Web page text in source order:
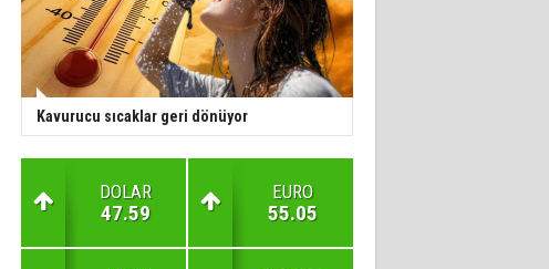
Kavurucu sıcaklar geri dönüyor
DOLAR
47.59
EURO
55.05